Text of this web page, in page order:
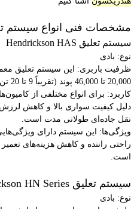
مشخصات فنی انواع سیستم
سیستم تعلیق Hendrickson HAS
نوع: بادی
ظرفیت باربری: این سیستم تعلیق
20,000 تا 46,000 پوند (تقریباً 9 تا 20 تن) عرضه می‌شود.
کاربرد: برای انواع مختلفی از
دلیل کیفیت سواری بالا و کاهش
نقل جاده‌ای طولانی مدت است.
ویژگی‌ها: این سیستم دارای
راحتی راننده و کاهش هزینه‌های
است.
سیستم تعلیق Hendrickson HN Series
نوع: بادی